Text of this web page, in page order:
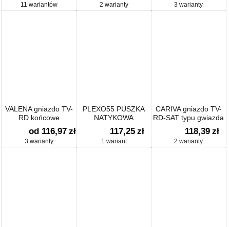
11 wariantów 2 warianty 3 warianty
VALENA gniazdo TV-
RD końcowe
od 116,97 zł
3 warianty
PLEXO55 PUSZKA
NATYKOWA
POTRÓJNA POZIOMA
SZARA 1WE/2WY
117,25 zł
1 wariant
CARIVA gniazdo TV-
RD-SAT typu gwiazda
118,39 zł
2 warianty